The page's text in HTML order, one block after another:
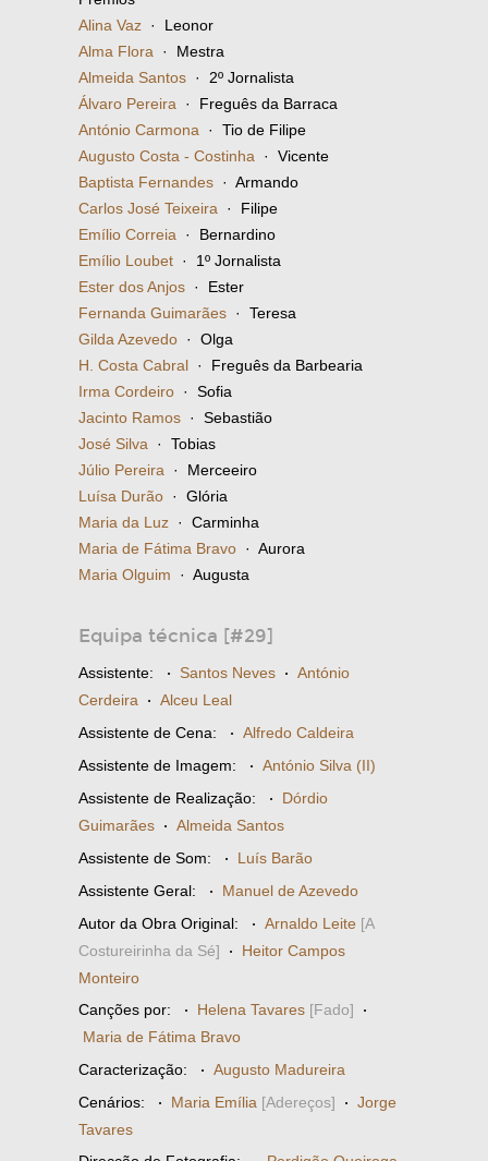
Alina Vaz · Leonor
Alma Flora · Mestra
Almeida Santos · 2º Jornalista
Álvaro Pereira · Freguês da Barraca
António Carmona · Tio de Filipe
Augusto Costa - Costinha · Vicente
Baptista Fernandes · Armando
Carlos José Teixeira · Filipe
Emílio Correia · Bernardino
Emílio Loubet · 1º Jornalista
Ester dos Anjos · Ester
Fernanda Guimarães · Teresa
Gilda Azevedo · Olga
H. Costa Cabral · Freguês da Barbearia
Irma Cordeiro · Sofia
Jacinto Ramos · Sebastião
José Silva · Tobias
Júlio Pereira · Merceeiro
Luísa Durão · Glória
Maria da Luz · Carminha
Maria de Fátima Bravo · Aurora
Maria Olguim · Augusta
Equipa técnica [#29]
Assistente: · Santos Neves · António
Cerdeira · Alceu Leal
Assistente de Cena: · Alfredo Caldeira
Assistente de Imagem: · António Silva (II)
Assistente de Realização: · Dórdio
Guimarães · Almeida Santos
Assistente de Som: · Luís Barão
Assistente Geral: · Manuel de Azevedo
Autor da Obra Original: · Arnaldo Leite [A
Costureirinha da Sé] · Heitor Campos
Monteiro
Canções por: · Helena Tavares [Fado] ·
Maria de Fátima Bravo
Caracterização: · Augusto Madureira
Cenários: · Maria Emília [Adereços] · Jorge
Tavares